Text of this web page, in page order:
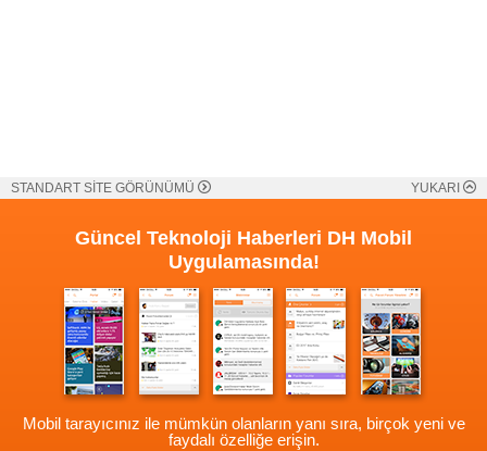
STANDART SİTE GÖRÜNÜMÜ YUKARI
Güncel Teknoloji Haberleri DH Mobil
Uygulamasında!
Mobil tarayıcınız ile mümkün olanların yanı sıra, birçok yeni ve
faydalı özelliğe erişin.